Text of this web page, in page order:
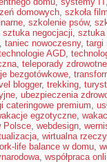
domowych, szkoła
, szkolenie psów,
sztuka negocjacji, sztuka
, taniec nowoczesny, targi
AGD,
, teleporady zdrowotne
bezgotówkowe,
blogger, trekking,
, ubezpieczenia
cateringowe premium,
egzotyczne,
Polsce, webdesign,
, wirtualna
life balance w domu,
, współpraca